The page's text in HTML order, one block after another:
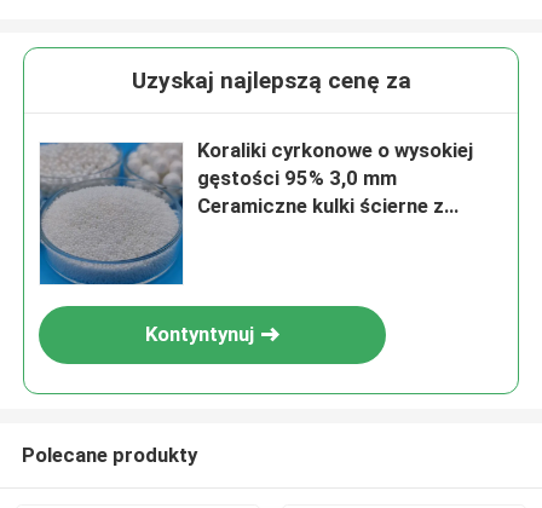
Uzyskaj najlepszą cenę za
Koraliki cyrkonowe o wysokiej
gęstości 95% 3,0 mm
Ceramiczne kulki ścierne z
Kontyntynuj
Polecane produkty